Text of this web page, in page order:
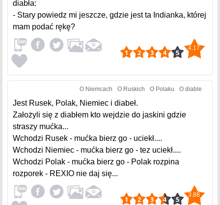
diabła:
- Stary powiedz mi jeszcze, gdzie jest ta Indianka, której
mam podać rękę?
4.17
O Niemcach O Ruskich O Polaku O diable
Jest Rusek, Polak, Niemiec i diabeł.
Założyli się z diabłem kto wejdzie do jaskini gdzie
straszy mućka...
Wchodzi Rusek - mućka bierz go - uciekł....
Wchodzi Niemiec - mućka bierz go - tez uciekł....
Wchodzi Polak - mućka bierz go - Polak rozpina
rozporek - REXIO nie daj się...
3.88